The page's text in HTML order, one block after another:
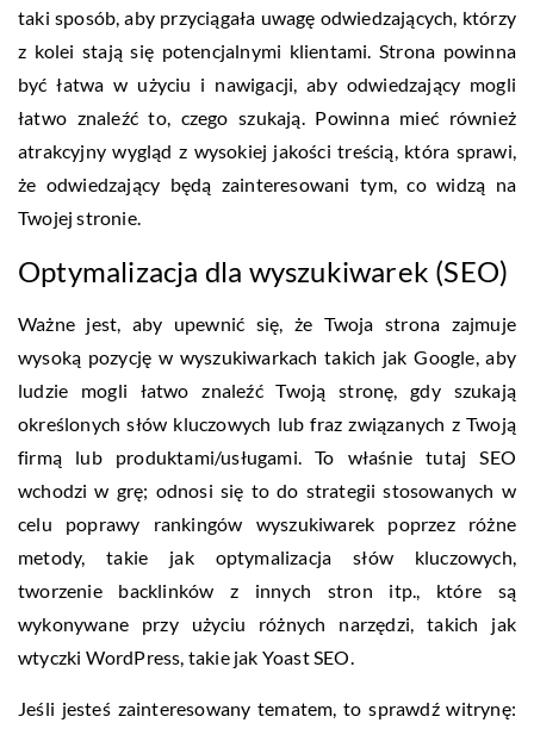
taki sposób, aby przyciągała uwagę odwiedzających, którzy
z kolei stają się potencjalnymi klientami. Strona powinna
być łatwa w użyciu i nawigacji, aby odwiedzający mogli
łatwo znaleźć to, czego szukają. Powinna mieć również
atrakcyjny wygląd z wysokiej jakości treścią, która sprawi,
że odwiedzający będą zainteresowani tym, co widzą na
Twojej stronie.
Optymalizacja dla wyszukiwarek (SEO)
Ważne jest, aby upewnić się, że Twoja strona zajmuje
wysoką pozycję w wyszukiwarkach takich jak Google, aby
ludzie mogli łatwo znaleźć Twoją stronę, gdy szukają
określonych słów kluczowych lub fraz związanych z Twoją
firmą lub produktami/usługami. To właśnie tutaj SEO
wchodzi w grę; odnosi się to do strategii stosowanych w
celu poprawy rankingów wyszukiwarek poprzez różne
metody, takie jak optymalizacja słów kluczowych,
tworzenie backlinków z innych stron itp., które są
wykonywane przy użyciu różnych narzędzi, takich jak
wtyczki WordPress, takie jak Yoast SEO.
Jeśli jesteś zainteresowany tematem, to sprawdź witrynę: